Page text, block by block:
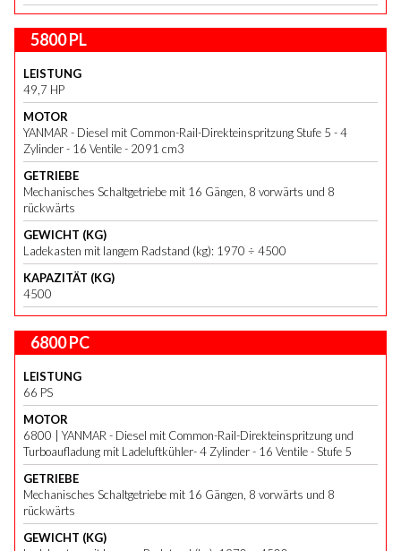
5800 PL
LEISTUNG
49,7 HP
MOTOR
YANMAR - Diesel mit Common-Rail-Direkteinspritzung Stufe 5 - 4
Zylinder - 16 Ventile - 2091 cm3
GETRIEBE
Mechanisches Schaltgetriebe mit 16 Gängen, 8 vorwärts und 8
rückwärts
GEWICHT (KG)
Ladekasten mit langem Radstand (kg): 1970 ÷ 4500
KAPAZITÄT (KG)
4500
6800 PC
LEISTUNG
66 PS
MOTOR
6800 | YANMAR - Diesel mit Common-Rail-Direkteinspritzung und
Turboaufladung mit Ladeluftkühler- 4 Zylinder - 16 Ventile - Stufe 5
GETRIEBE
Mechanisches Schaltgetriebe mit 16 Gängen, 8 vorwärts und 8
rückwärts
GEWICHT (KG)